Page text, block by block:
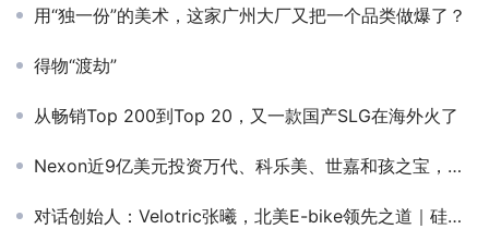
用“独一份”的美术，这家广州大厂又把一个品类做爆了？
得物“渡劫”
从畅销Top 200到Top 20，又一款国产SLG在海外火了
Nexon近9亿美元投资万代、科乐美、世嘉和孩之宝，只为“交个朋友”
对话创始人：Velotric张曦，北美E-bike领先之道｜硅兔活动